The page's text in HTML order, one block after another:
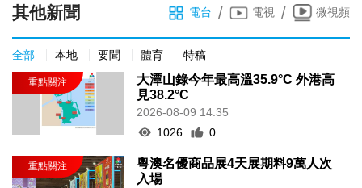
其他新聞 電台 / 電視 / 微視頻
全部 本地 要聞 體育 特稿
大潭山錄今年最高溫35.9°C 外港高
見38.2°C
2026-08-09 14:35
1026
0
粵澳名優商品展4天展期料9萬人次
入場